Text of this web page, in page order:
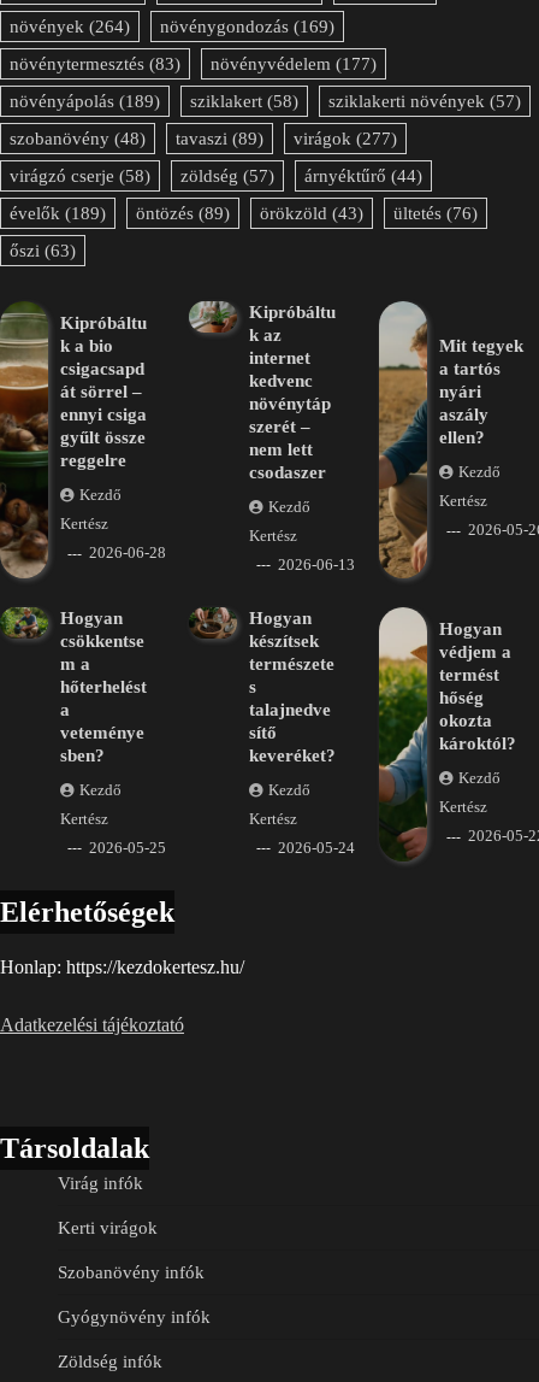
növények (264) növénygondozás (169)
növénytermesztés (83) növényvédelem (177)
növényápolás (189) sziklakert (58) sziklakerti növények (57)
szobanövény (48) tavaszi (89) virágok (277)
virágzó cserje (58) zöldség (57) árnyéktűrő (44)
évelők (189) öntözés (89) örökzöld (43) ültetés (76)
őszi (63)
Kipróbáltu
k a bio
csigacsapd
át sörrel –
ennyi csiga
gyűlt össze
reggelre
Kezdő
Kertész
2026-06-28
Kipróbáltu
k az
internet
kedvenc
növénytáp
szerét –
nem lett
csodaszer
Kezdő
Kertész
2026-06-13
Mit tegyek
a tartós
nyári
aszály
ellen?
Kezdő
Kertész
2026-05-
Hogyan
csökkentse
m a
hőterhelést
a
veteménye
sben?
Kezdő
Kertész
2026-05-25
Hogyan
készítsek
természete
s
talajnedve
sítő
keveréket?
Kezdő
Kertész
2026-05-24
Hogyan
védjem a
termést
hőség
okozta
károktól?
Kezdő
Kertész
2026-05-
Elérhetőségek
Honlap: https://kezdokertesz.hu/
Adatkezelési tájékoztató
Társoldalak
Virág infók
Kerti virágok
Szobanövény infók
Gyógynövény infók
Zöldség infók